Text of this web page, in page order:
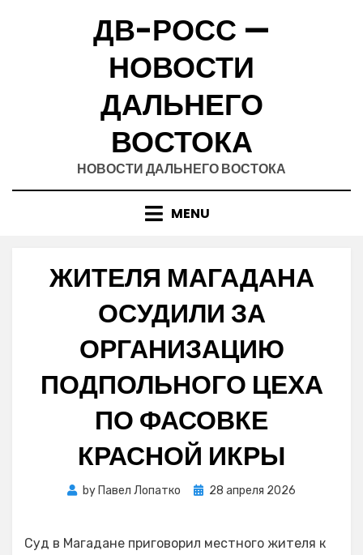
ДВ-РОСС —
НОВОСТИ
ДАЛЬНЕГО
ВОСТОКА
НОВОСТИ ДАЛЬНЕГО ВОСТОКА
MENU
ЖИТЕЛЯ МАГАДАНА
ОСУДИЛИ ЗА
ОРГАНИЗАЦИЮ
ПОДПОЛЬНОГО ЦЕХА
ПО ФАСОВКЕ
КРАСНОЙ ИКРЫ
by Павел Лопатко
Posted
28 апреля 2026
Суд в Магадане приговорил местного жителя к